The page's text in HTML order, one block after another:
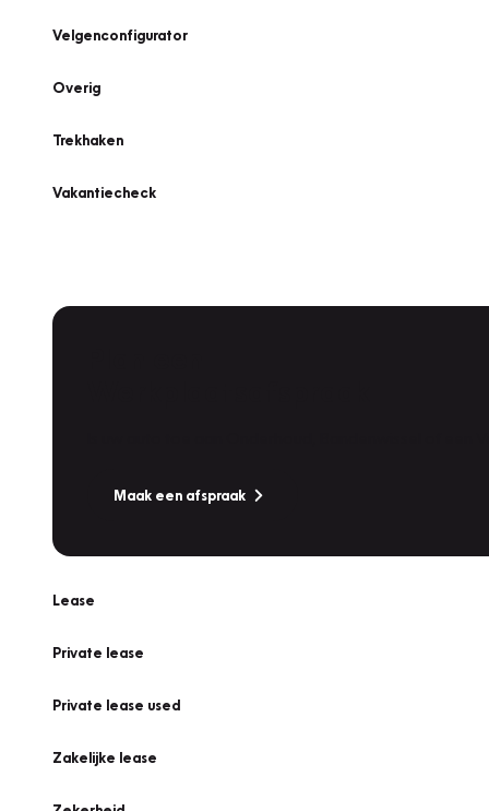
Velgenconfigurator
Overig
Trekhaken
Vakantiecheck
Maak een afspraak
Lease
Private lease
Private lease used
Zakelijke lease